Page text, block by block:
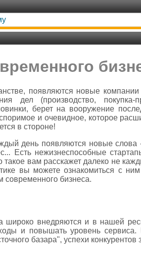
появляются новые
дел (производство,
берет на вооружение
и очевидное, которое
в стороне!
день появляются новые слова
Есть нежизнеспособные
вам расскажет далеко не
вы можете ознакомиться с ним
современного бизнеса.
широко внедряются и в нашей
и повышать уровень
базара", успехи конкурентов